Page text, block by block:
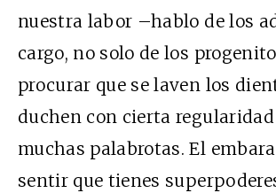
nuestra labor –hablo de los
cargo, no solo de los
procurar que se laven los
duchen con cierta
muchas palabrotas. El
sentir que tienes